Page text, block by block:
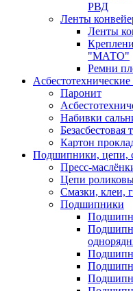
РВД
Ленты
Ленты
"МАТО"
Ремни
Паронит
Набивки
Безасбестовая
Картон
Подшипники, цепи,
Пресс-
Цепи
Смазки, клеи,
Подшипники